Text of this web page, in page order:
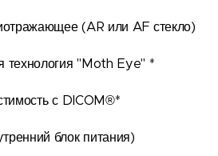
(AR или AF стекло)
технология "Moth Eye" *
с DICOM®*
блок питания)